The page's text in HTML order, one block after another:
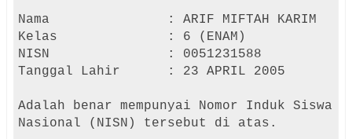
Nama : ARIF MIFTAH KARIM
Kelas
: 6 (ENAM)
NISN
: 0051231588
Tanggal Lahir
: 23 APRIL 2005
Adalah benar mempunyai Nomor Induk Siswa
Nasional (NISN) tersebut di atas.